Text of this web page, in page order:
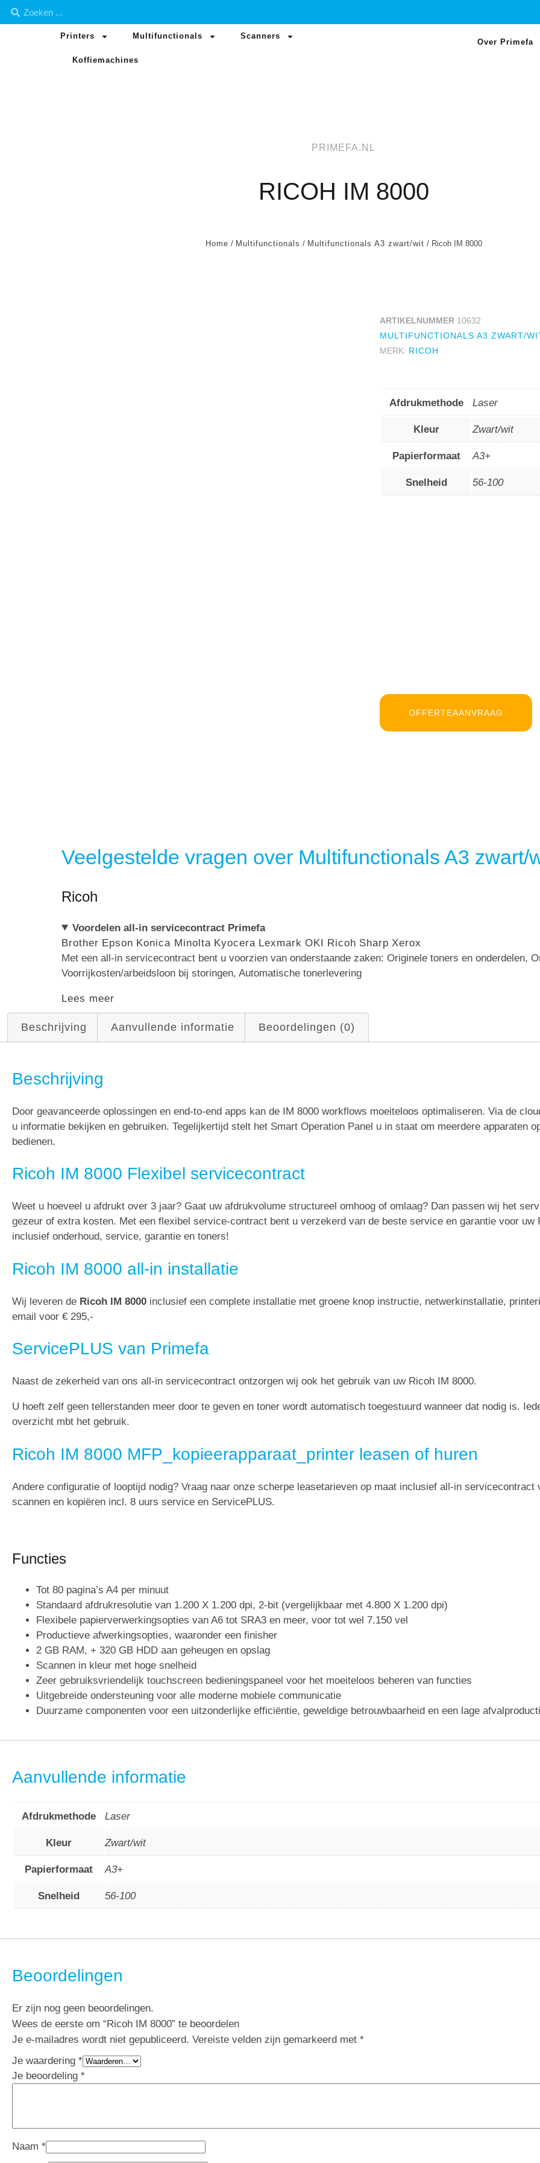
Printers Multifunctionals Scanners
Koffiemachines
Over Primefa
PRIMEFA.NL
RICOH IM 8000
Home / Multifunctionals / Multifunctionals A3 zwart/wit / Ricoh IM 8000
ARTIKELNUMMER 10632
MULTIFUNCTIONALS A3 ZWART/
MERK: RICOH
Afdrukmethode Laser
Kleur Zwart/wit
Papierformaat A3+
Snelheid 56-100
OFFERTEAANVRAAG
Veelgestelde vragen over Multifunctionals A3 zwart/
Ricoh
Voordelen all-in servicecontract Primefa
Brother Epson Konica Minolta Kyocera Lexmark OKI Ricoh Sharp Xerox
Met een all-in servicecontract bent u voorzien van onderstaande zaken: Originele toners en onderdelen,
Voorrijkosten/arbeidsloon bij storingen, Automatische tonerlevering
Lees meer
Beschrijving Aanvullende informatie Beoordelingen (0)
Beschrijving
Door geavanceerde oplossingen en end-to-end apps kan de IM 8000 workflows moeiteloos optimaliseren. Via de
u informatie bekijken en gebruiken. Tegelijkertijd stelt het Smart Operation Panel u in staat om meerdere apparaten
bedienen.
Ricoh IM 8000 Flexibel servicecontract
Weet u hoeveel u afdrukt over 3 jaar? Gaat uw afdrukvolume structureel omhoog of omlaag? Dan passen wij het
gezeur of extra kosten. Met een flexibel service-contract bent u verzekerd van de beste service en garantie voor uw
inclusief onderhoud, service, garantie en toners!
Ricoh IM 8000 all-in installatie
Wij leveren de Ricoh IM 8000 inclusief een complete installatie met groene knop instructie, netwerkinstallatie,
email voor € 295,-
ServicePLUS van Primefa
Naast de zekerheid van ons all-in servicecontract ontzorgen wij ook het gebruik van uw Ricoh IM 8000.
U hoeft zelf geen tellerstanden meer door te geven en toner wordt automatisch toegestuurd wanneer dat nodig is.
overzicht mbt het gebruik.
Ricoh IM 8000 MFP_kopieerapparaat_printer leasen of huren
Andere configuratie of looptijd nodig? Vraag naar onze scherpe leasetarieven op maat inclusief all-in servicecontract
scannen en kopiëren incl. 8 uurs service en ServicePLUS.
Functies
Tot 80 pagina’s A4 per minuut
Standaard afdrukresolutie van 1.200 X 1.200 dpi, 2-bit (vergelijkbaar met 4.800 X 1.200 dpi)
Flexibele papierverwerkingsopties van A6 tot SRA3 en meer, voor tot wel 7.150 vel
Productieve afwerkingsopties, waaronder een finisher
2 GB RAM, + 320 GB HDD aan geheugen en opslag
Scannen in kleur met hoge snelheid
Zeer gebruiksvriendelijk touchscreen bedieningspaneel voor het moeiteloos beheren van functies
Uitgebreide ondersteuning voor alle moderne mobiele communicatie
Duurzame componenten voor een uitzonderlijke efficiëntie, geweldige betrouwbaarheid en een lage
Aanvullende informatie
Afdrukmethode Laser
Kleur Zwart/wit
Papierformaat A3+
Snelheid 56-100
Beoordelingen
Er zijn nog geen beoordelingen.
Wees de eerste om “Ricoh IM 8000” te beoordelen
Je e-mailadres wordt niet gepubliceerd. Vereiste velden zijn gemarkeerd met *
Je waardering *
Je beoordeling *
Naam *